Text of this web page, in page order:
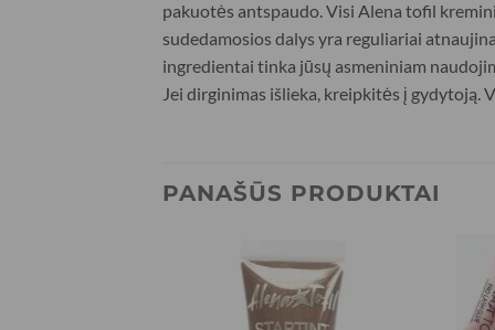
pakuotės antspaudo. Visi Alena tofil
sudedamosios dalys yra reguliariai
ingredientai tinka jūsų asmeniniam
Jei dirginimas išlieka, kreipkitės į gydytoją.
PANAŠŪS PRODUKTAI